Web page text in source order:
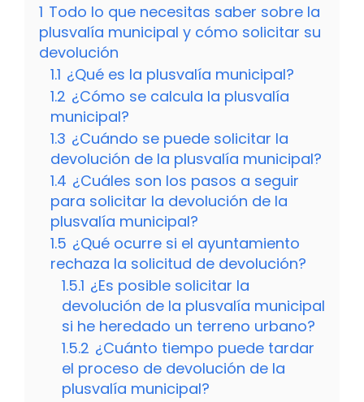
1 Todo lo que necesitas saber sobre la
plusvalía municipal y cómo solicitar su
devolución
1.1 ¿Qué es la plusvalía municipal?
1.2 ¿Cómo se calcula la plusvalía
municipal?
1.3 ¿Cuándo se puede solicitar la
devolución de la plusvalía municipal?
1.4 ¿Cuáles son los pasos a seguir
para solicitar la devolución de la
plusvalía municipal?
1.5 ¿Qué ocurre si el ayuntamiento
rechaza la solicitud de devolución?
1.5.1 ¿Es posible solicitar la
devolución de la plusvalía municipal
si he heredado un terreno urbano?
1.5.2 ¿Cuánto tiempo puede tardar
el proceso de devolución de la
plusvalía municipal?